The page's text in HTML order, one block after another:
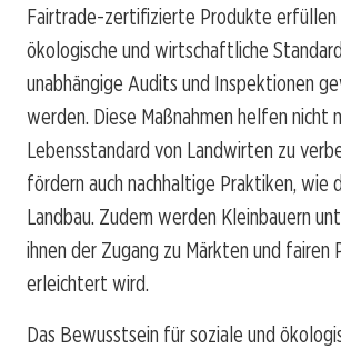
Fairtrade-zertifizierte Produkte erfüllen
ökologische und wirtschaftliche
unabhängige Audits und Inspektionen
werden. Diese Maßnahmen helfen nicht
Lebensstandard von Landwirten zu
fördern auch nachhaltige Praktiken, wie
Landbau. Zudem werden Kleinbauern
ihnen der Zugang zu Märkten und fairen
erleichtert wird.
Das Bewusstsein für soziale und